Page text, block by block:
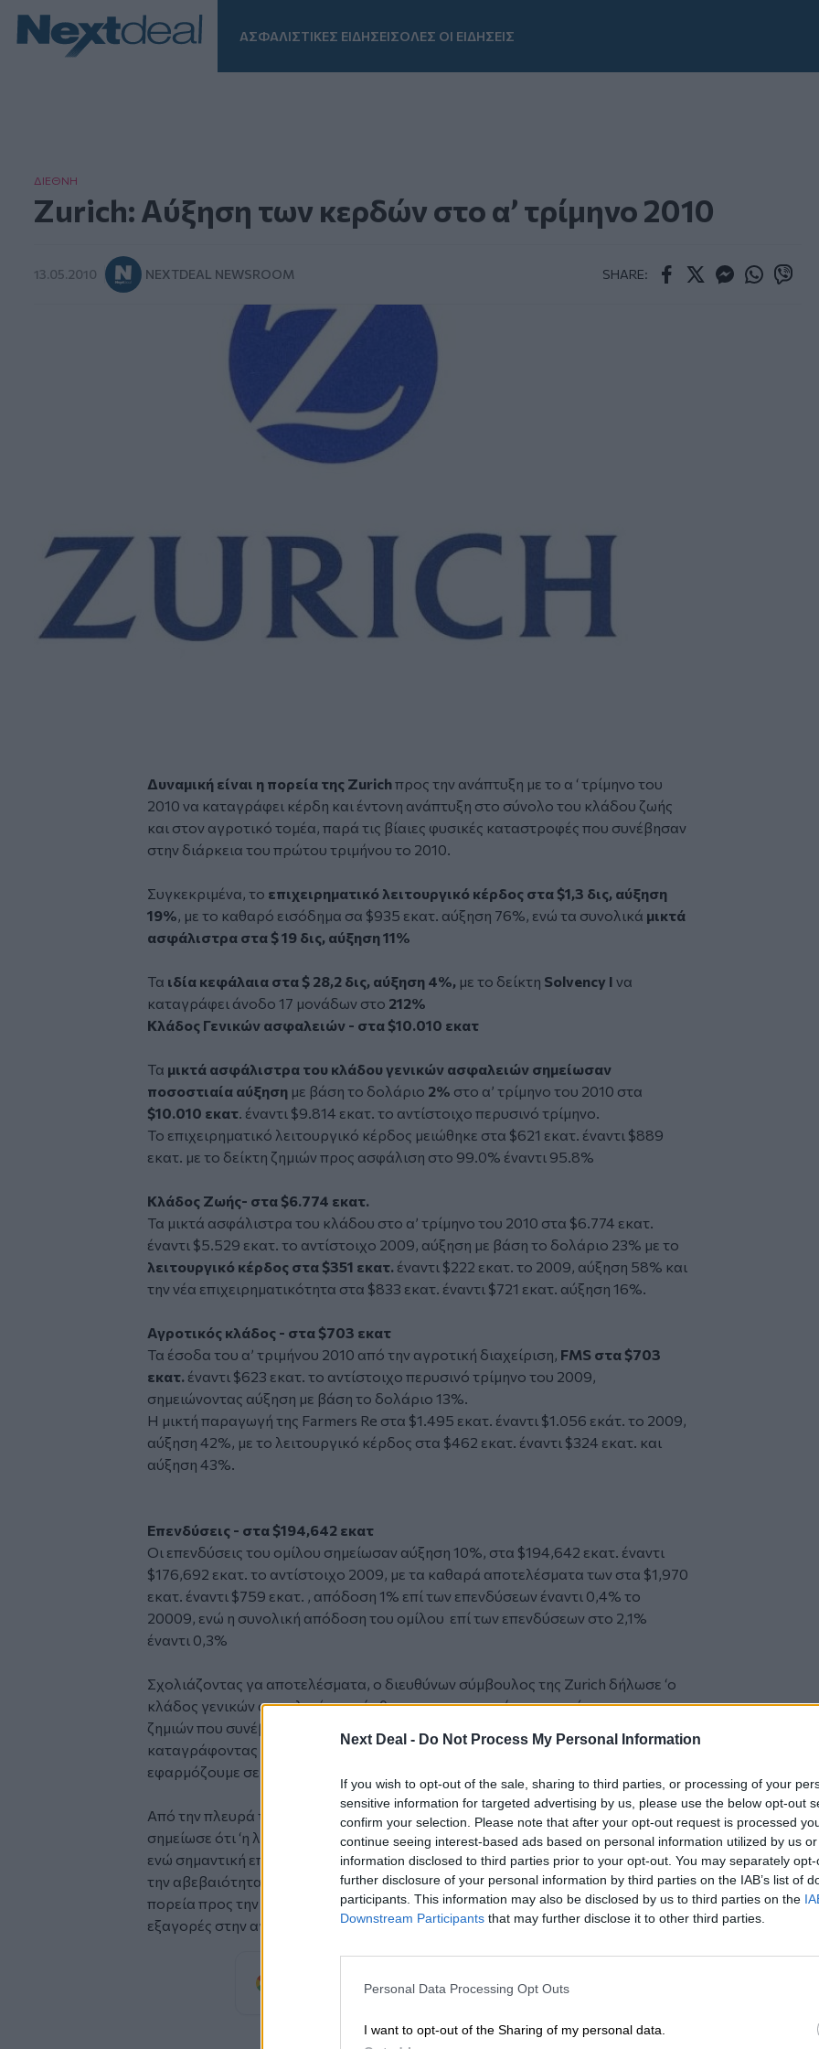
Next Deal - Do Not Process My Personal Information
If you wish to opt-out of the sale, sharing to third parties, or processing of your
sensitive information for targeted advertising by us, please use the below opt-out
confirm your selection. Please note that after your opt-out request is processed
continue seeing interest-based ads based on personal information utilized by us
information disclosed to third parties prior to your opt-out. You may separately
further disclosure of your personal information by third parties on the IAB’s list of
participants. This information may also be disclosed by us to third parties on the
Downstream Participants that may further disclose it to other third parties.
Personal Data Processing Opt Outs
I want to opt-out of the Sharing of my personal data.
ΑΣΦΑΛΙΣΤΙΚΕΣ ΕΙΔΗΣΕΙΣΟΛΕΣ ΟΙ ΕΙΔΗΣΕΙΣ
ΔΙΕΘΝΗ
Zurich: Αύξηση των κερδών στο α’ τρίμηνο 2010
13.05.2010 NEXTDEAL NEWSROOM SHARE:
Δυναμική είναι η πορεία της Zurichπρος την ανάπτυξη με το α ‘ τρίμηνο του
2010 να καταγράφει κέρδη και έντονη ανάπτυξη στο σύνολο του κλάδου ζωής
και στον αγροτικό τομέα, παρά τις βίαιες φυσικές καταστροφές που συνέβησαν
στην διάρκεια του πρώτου τριμήνου το 2010.
Συγκεκριμένα, το επιχειρηματικό λειτουργικό κέρδος στα $1,3 δις, αύξηση
19%, με το καθαρό εισόδημα σα $935 εκατ. αύξηση 76%, ενώ τα συνολικά μικτά
ασφάλιστρα στα $ 19 δις, αύξηση 11%
Τα ιδία κεφάλαια στα $ 28,2 δις, αύξηση 4%, με το δείκτη Solvency I να
καταγράφει άνοδο 17 μονάδων στο 212%
Κλάδος Γενικών ασφαλειών - στα $10.010 εκατ
Τα μικτά ασφάλιστρα του κλάδου γενικών ασφαλειών σημείωσαν
ποσοστιαία αύξηση με βάση το δολάριο 2% στο α’ τρίμηνο του 2010 στα
$10.010 εκατ. έναντι $9.814 εκατ. το αντίστοιχο περυσινό τρίμηνο.
Το επιχειρηματικό λειτουργικό κέρδος μειώθηκε στα $621 εκατ. έναντι $889
εκατ. με το δείκτη ζημιών προς ασφάλιση στο 99.0% έναντι 95.8%
Κλάδος Ζωής- στα $6.774 εκατ.
Τα μικτά ασφάλιστρα του κλάδου στο α’ τρίμηνο του 2010 στα $6.774 εκατ.
έναντι $5.529 εκατ. το αντίστοιχο 2009, αύξηση με βάση το δολάριο 23% με το
λειτουργικό κέρδος στα $351 εκατ. έναντι $222 εκατ. το 2009, αύξηση 58% και
την νέα επιχειρηματικότητα στα $833 εκατ. έναντι $721 εκατ. αύξηση 16%.
Αγροτικός κλάδος - στα $703 εκατ
Τα έσοδα του α’ τριμήνου 2010 από την αγροτική διαχείριση, FMS στα $703
εκατ. έναντι $623 εκατ. το αντίστοιχο περυσινό τρίμηνο του 2009,
σημειώνοντας αύξηση με βάση το δολάριο 13%.
Η μικτή παραγωγή της Farmers Re στα $1.495 εκατ. έναντι $1.056 εκάτ. το 2009,
αύξηση 42%, με το λειτουργικό κέρδος στα $462 εκατ. έναντι $324 εκατ. και
αύξηση 43%.
Επενδύσεις - στα $194,642 εκατ
Οι επενδύσεις του ομίλου σημείωσαν αύξηση 10%, στα $194,642 εκατ. έναντι
$176,692 εκατ. το αντίστοιχο 2009, με τα καθαρά αποτελέσματα των στα $1,970
εκατ. έναντι $759 εκατ. , απόδοση 1% επί των επενδύσεων έναντι 0,4% το
20009, ενώ η συνολική απόδοση του ομίλου επί των επενδύσεων στο 2,1%
έναντι 0,3%
Σχολιάζοντας γα αποτελέσματα, ο διευθύνων σύμβουλος της Zurich δήλωσε ‘ο
κλάδος γενικών ασφαλειών κατόρθωσε αν απορροφήσει το αντίκτυπο των
ζημιών που συνέβησαν μετά το καταστροφικό σεισμό της Χιλής,
καταγράφοντας ανάπτυξη, και αντανακλώντας έτσι την σωστή διαχείριση που
εφαρμόζουμε σε ό,τι αφορά τα έξοδα και τα περιθώρια κινδύνου’.
Από την πλευρά του ο οικονομικός διευθυντής της Zurich,
Dieter Wemmer
σημείωσε ότι ‘η λογιστική αξία της μετοχής της εταιρείας σημείωσε αύξηση 10%,
ενώ σημαντική επίσης αύξηση κατέγραψε ο δείκτης Solvency I, στα 212%, παρά
την αβεβαιότητα στο μακροοικονομικό περιβάλλον. Η Zurich θα συνεχίζει την
πορεία προς την ενίσχυση των μεγεθών της, ενσωματώνοντας τις πρόσφατες
εξαγορές στην αγορά των ΗΠΑ και στις αναδυόμενες αγορές’.
προτιμώμενη πηγή ενημέρωσης στο Google